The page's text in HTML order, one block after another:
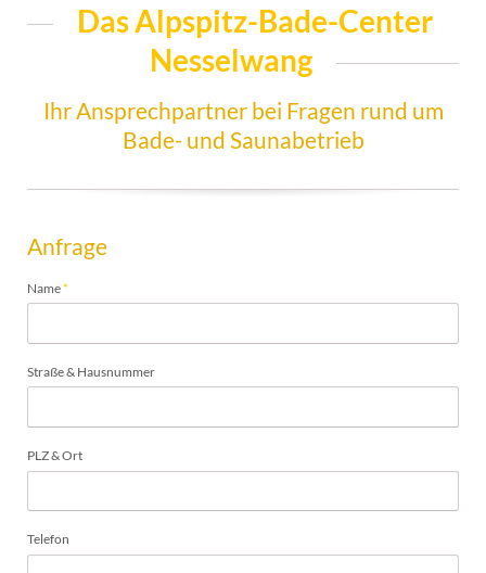
Das Alpspitz-Bade-Center
Nesselwang
Ihr Ansprechpartner bei Fragen rund um
Bade- und Saunabetrieb
Anfrage
Pflichtfeld
Name*
Straße & Hausnummer
PLZ & Ort
Telefon